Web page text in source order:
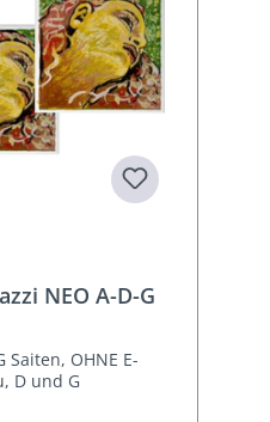
NEO A-D-G
Saiten, OHNE E-
D und G